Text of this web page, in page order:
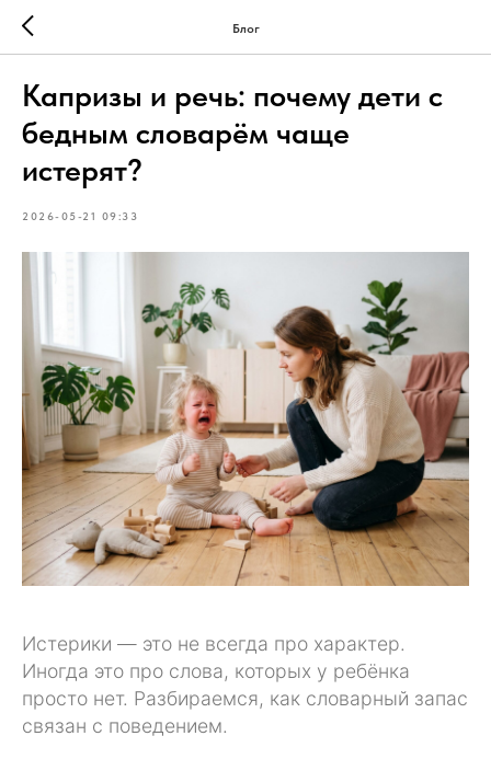
Блог
Капризы и речь: почему дети с
бедным словарём чаще
истерят?
2026-05-21 09:33
Истерики — это не всегда про характер.
Иногда это про слова, которых у ребёнка
просто нет. Разбираемся, как словарный запас
связан с поведением.